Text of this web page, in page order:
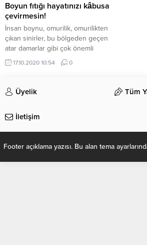
Boyun fıtığı hayatınızı kâbusa
çevirmesin!
İnsan boynu, omurilik, omurilikten
çıkan sinirler, bu bölgeden geçen
atar damarlar gibi çok önemli
vücut yapılarını barındıran, baş
için bir destek işlevi gören,
bölümüdür. Ancak bu hareket
kabiliyeti aynı zamanda darbelere
olmasına yol açar. Bu yüzden, ağrı
17.10.2020 10:54 0
Üyelik Tüm
İletişim
Footer açıklama yazısı. Bu alan tema